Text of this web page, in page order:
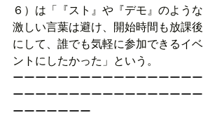
６）は「『スト』や『デモ』のような
激しい言葉は避け、開始時間も放課後
にして、誰でも気軽に参加できるイベ
ントにしたかった」という。
ーーーーーーーーーーーーーーーーー
ーーーーーーーーーーーーーーーーー